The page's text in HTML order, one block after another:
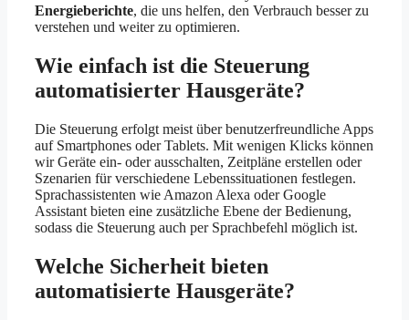
Energieberichte, die uns helfen, den Verbrauch besser zu
verstehen und weiter zu optimieren.
Wie einfach ist die Steuerung
automatisierter Hausgeräte?
Die Steuerung erfolgt meist über benutzerfreundliche Apps
auf Smartphones oder Tablets. Mit wenigen Klicks können
wir Geräte ein- oder ausschalten, Zeitpläne erstellen oder
Szenarien für verschiedene Lebenssituationen festlegen.
Sprachassistenten wie Amazon Alexa oder Google
Assistant bieten eine zusätzliche Ebene der Bedienung,
sodass die Steuerung auch per Sprachbefehl möglich ist.
Welche Sicherheit bieten
automatisierte Hausgeräte?